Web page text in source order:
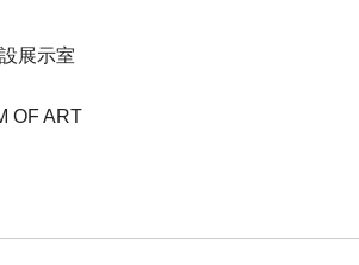
展示室
OF ART